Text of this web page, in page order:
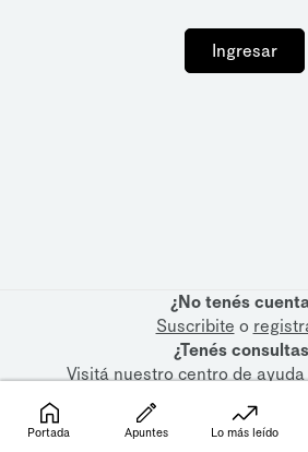
Ingresar
¿No tenés
Suscribite o
¿Tenés
Visitá nuestrocentro de ayuda
Portada Apuntes Lo más leído